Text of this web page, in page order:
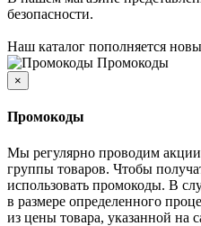
безопасности.
Наш каталог пополняется
Промокоды
×
Промокоды
Мы регулярно проводим
группы товаров. Чтобы
использовать промокоды. В
в размере определенного
из цены товара, указанной на